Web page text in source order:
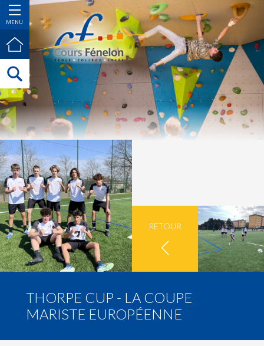
MENU
THORPE CUP - LA COUPE
MARISTE EUROPÉENNE
RETOUR